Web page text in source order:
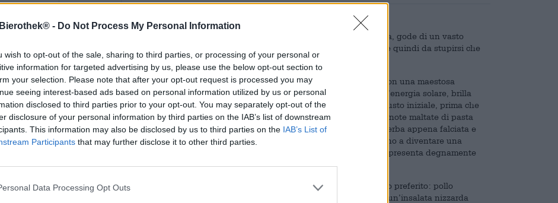
- Do Not Process My Personal Information
wish to opt-out of the sale, sharing to third parties, or processing of your personal or
information for targeted advertising by us, please use the below opt-out section to
your selection. Please note that after your opt-out request is processed you may
seeing interest-based ads based on personal information utilized by us or personal
disclosed to third parties prior to your opt-out. You may separately opt-out of the
disclosure of your personal information by third parties on the IAB’s list of downstream
This information may also be disclosed by us to third parties on the IAB’s List of
Participants that may further disclose it to other third parties.
Data Processing Opt Outs
La Weiherer Lager di Kundmüller è un classico assoluto. Fresco e della Franconia, gode di un vasto
seguito di estimatori e, grazie alla sua bontà, sta davvero bene con tutto. Non c’è quindi da stupirsi che
la birra abbia già vinto numerosi premi prestigiosi.
Il sottile Franke scorre nel bicchiere in una solare tonalità dorata ed è decorato con una maestosa
corona di schiuma bianca come la neve, ariosa e leggera. La birra, prodotta con l’energia solare, brilla
come il sole e profuma di grano baciato dal sole. Anche il malto forte domina il gusto iniziale, prima che
entri il luppolo e conferisca al gioco aromatico una buona dose di freschezza. Le note maltate di pasta
di pane e cereali lievitati si uniscono ad aromi di agrumi piccanti, erbe speziate, erba appena falciata e
pepe bianco. Una piacevole amarezza completa il gioco degli aromi e aumenta fino a diventare una
nota frizzante verso il finale. La Weiherer Lager è un classico equilibrato che rappresenta degnamente
l’arte birraria della Franconia.
Ci piace bere la birra chiara in cantina, ma è ottima anche con il pollame. Il nostro preferito: pollo
marinato in olio al rosmarino, fritto fino a renderlo croccante e accompagnato da un’insalata nizzarda